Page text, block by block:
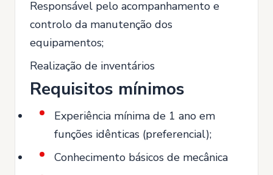
Responsável pelo acompanhamento e
controlo da manutenção dos
equipamentos;
Realização de inventários
Requisitos mínimos
Experiência mínima de 1 ano em
funções idênticas (preferencial);
Conhecimento básicos de mecânica